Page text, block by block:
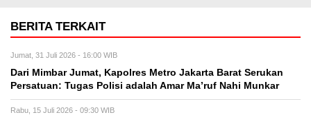
BERITA TERKAIT
Jumat, 31 Juli 2026 - 16:00 WIB
Dari Mimbar Jumat, Kapolres Metro Jakarta Barat Serukan
Persatuan: Tugas Polisi adalah Amar Ma’ruf Nahi Munkar
Rabu, 15 Juli 2026 - 09:30 WIB